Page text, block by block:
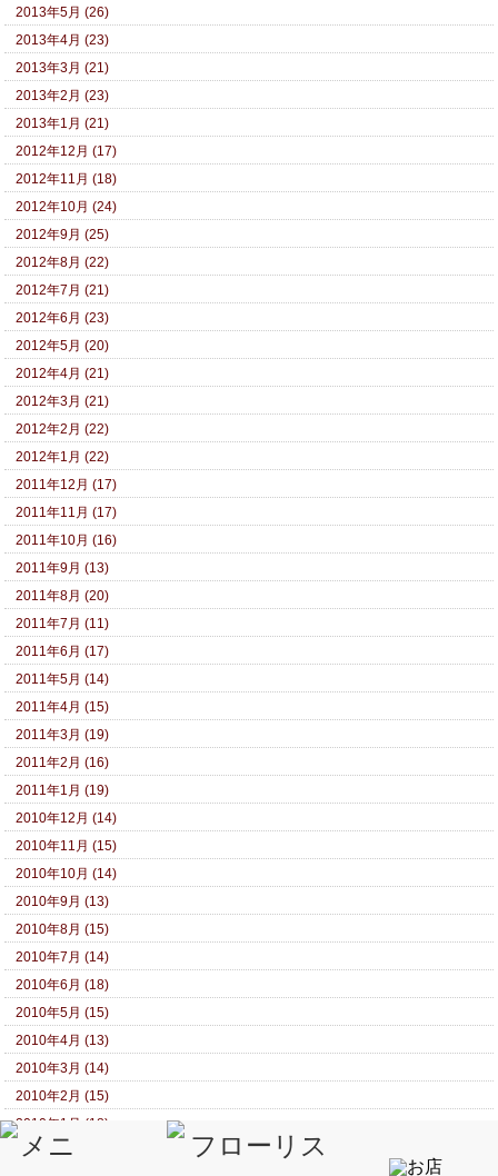
2013年5月 (26)
2013年4月 (23)
2013年3月 (21)
2013年2月 (23)
2013年1月 (21)
2012年12月 (17)
2012年11月 (18)
2012年10月 (24)
2012年9月 (25)
2012年8月 (22)
2012年7月 (21)
2012年6月 (23)
2012年5月 (20)
2012年4月 (21)
2012年3月 (21)
2012年2月 (22)
2012年1月 (22)
2011年12月 (17)
2011年11月 (17)
2011年10月 (16)
2011年9月 (13)
2011年8月 (20)
2011年7月 (11)
2011年6月 (17)
2011年5月 (14)
2011年4月 (15)
2011年3月 (19)
2011年2月 (16)
2011年1月 (19)
2010年12月 (14)
2010年11月 (15)
2010年10月 (14)
2010年9月 (13)
2010年8月 (15)
2010年7月 (14)
2010年6月 (18)
2010年5月 (15)
2010年4月 (13)
2010年3月 (14)
2010年2月 (15)
2010年1月 (18)
2009年12月 (17)